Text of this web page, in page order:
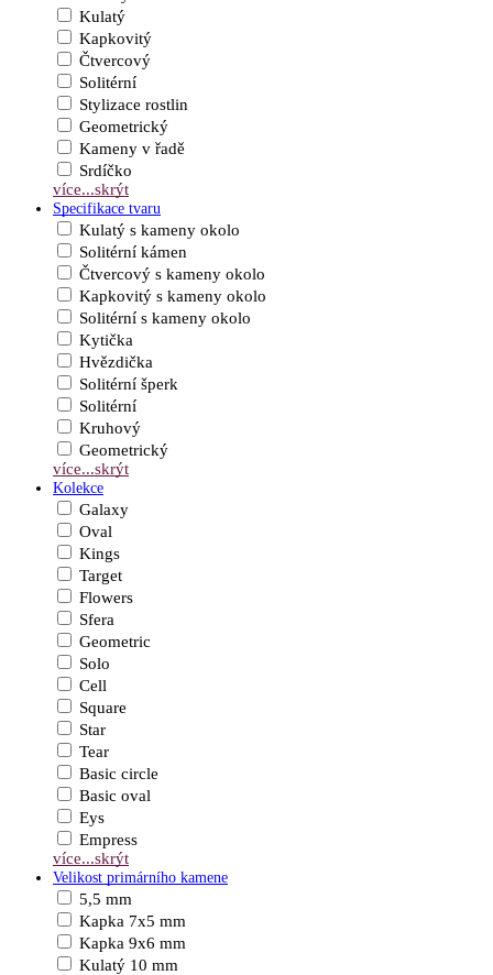
Kulatý
Kapkovitý
Čtvercový
Solitérní
Stylizace rostlin
Geometrický
Kameny v řadě
Srdíčko
více...skrýt
Specifikace tvaru
Kulatý s kameny okolo
Solitérní kámen
Čtvercový s kameny okolo
Kapkovitý s kameny okolo
Solitérní s kameny okolo
Kytička
Hvězdička
Solitérní šperk
Solitérní
Kruhový
Geometrický
více...skrýt
Kolekce
Galaxy
Oval
Kings
Target
Flowers
Sfera
Geometric
Solo
Cell
Square
Star
Tear
Basic circle
Basic oval
Eys
Empress
více...skrýt
Velikost primárního kamene
5,5 mm
Kapka 7x5 mm
Kapka 9x6 mm
Kulatý 10 mm